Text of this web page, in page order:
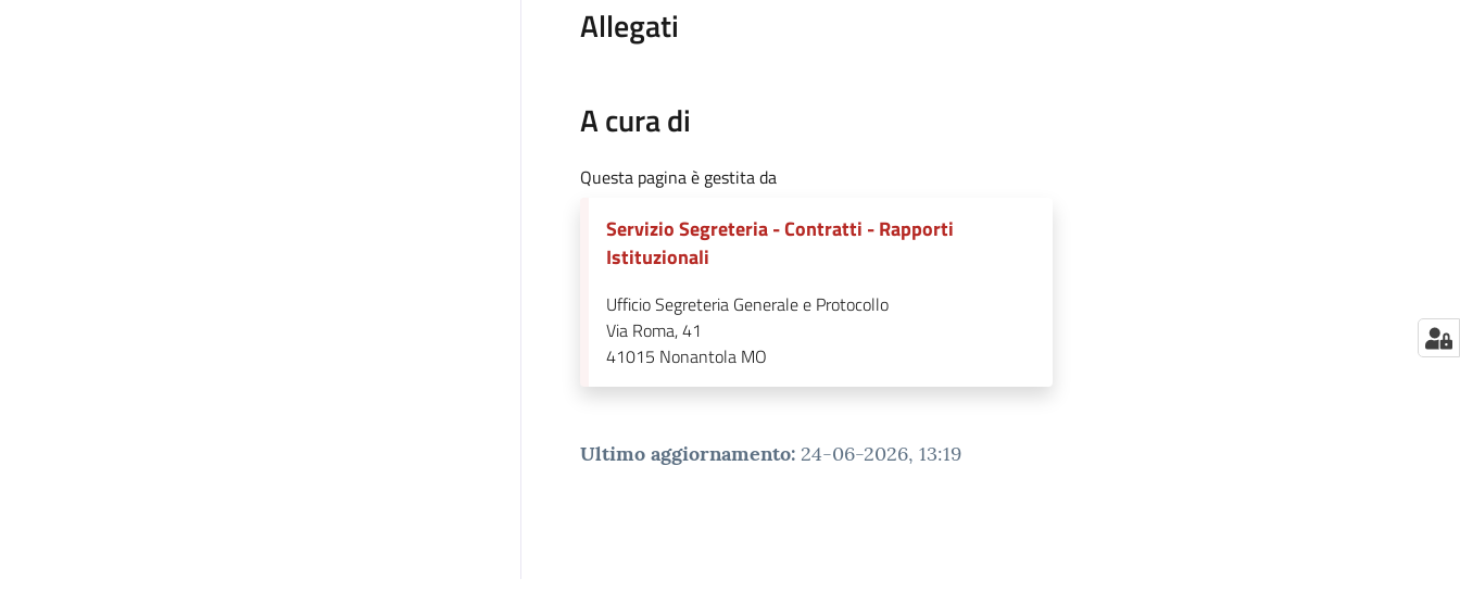
Allegati
A cura di
Questa pagina è gestita da
Servizio Segreteria - Contratti - Rapporti
Istituzionali
Ufficio Segreteria Generale e Protocollo
Via Roma, 41
41015 Nonantola MO
Ultimo aggiornamento: 24-06-2026, 13:19